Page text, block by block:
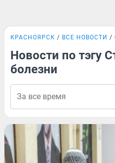
КРАСНОЯРСК ВСЕ НОВОСТИ
Новости по тэгу
болезни